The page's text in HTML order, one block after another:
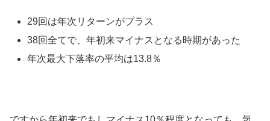
29回は年次リターンがプラス
38回全てで、年初来マイナスとなる時期があった
年次最大下落率の平均は13.8％